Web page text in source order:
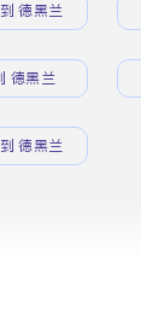
德黑兰
德黑兰
德黑兰